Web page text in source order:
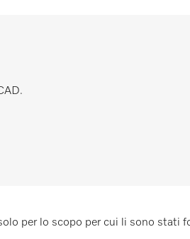
per lo scopo per cui li sono stati